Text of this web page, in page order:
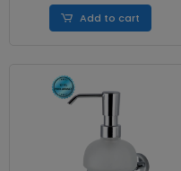
Add to cart